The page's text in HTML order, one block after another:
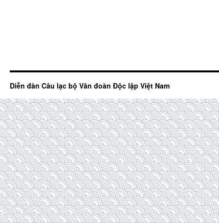
Diễn đàn Câu lạc bộ Văn đoàn Độc lập Việt Nam